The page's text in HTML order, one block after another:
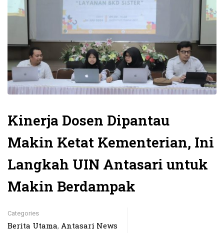
Kinerja Dosen Dipantau
Makin Ketat Kementerian, Ini
Langkah UIN Antasari untuk
Makin Berdampak
Categories
Berita Utama, Antasari News